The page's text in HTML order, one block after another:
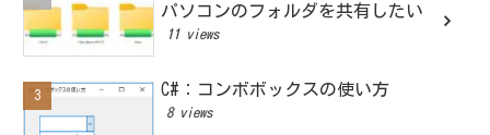
パソコンのフォルダを共有したい
11 views
C#：コンボボックスの使い方
8 views